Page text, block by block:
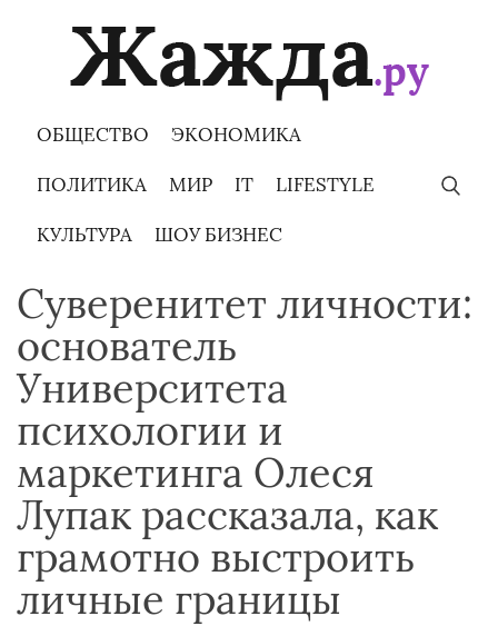
ОБЩЕСТВО ЭКОНОМИКА
ПОЛИТИКА МИР IT LIFESTYLE
КУЛЬТУРА ШОУ БИЗНЕС
Суверенитет личности:
основатель
Университета
психологии и
маркетинга Олеся
Лупак рассказала, как
грамотно выстроить
личные границы